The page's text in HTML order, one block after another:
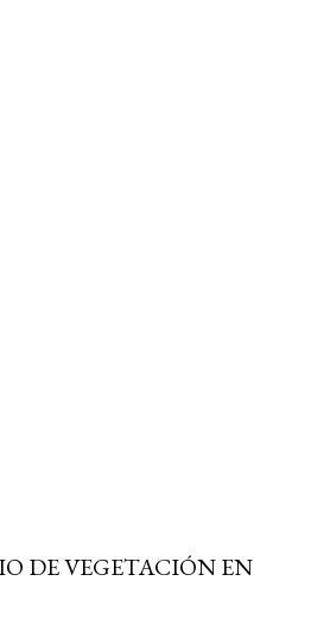
DE VEGETACIÓN EN